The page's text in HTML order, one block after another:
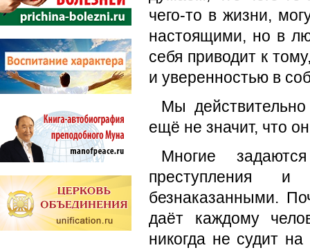
чего-то в жизни,
настоящими, но в
себя приводит к
и уверенностью в
Мы
ещё не значит, что
Многие
преступления
безнаказанными.
даёт каждому
никогда не судит